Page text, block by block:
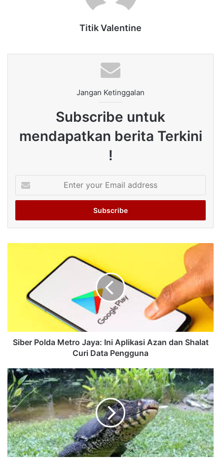
Titik Valentine
Jangan Ketinggalan
Subscribe untuk
mendapatkan berita Terkini
!
your
Email
Siber Polda Metro Jaya: Ini Aplikasi Azan dan Shalat
Curi Data Pengguna